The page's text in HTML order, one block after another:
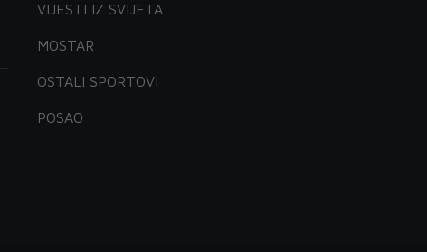
VIJESTI IZ SVIJETA
MOSTAR
OSTALI SPORTOVI
POSAO